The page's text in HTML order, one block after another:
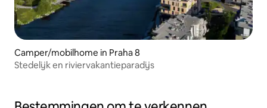
Camper/mobilhome in Praha 8
Stedelijk en riviervakantieparadijs